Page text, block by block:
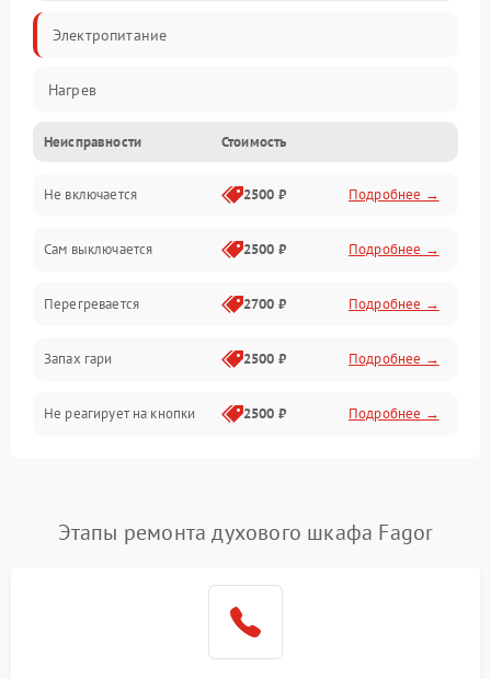
Электропитание
Нагрев
Неисправности Стоимость
Не включается 2500 ₽ Подробнее →
Сам выключается 2500 ₽ Подробнее →
Перегревается 2700 ₽ Подробнее →
Запах гари 2500 ₽ Подробнее →
Не реагирует на кнопки 2500 ₽ Подробнее →
Этапы ремонта духового шкафа Fagor